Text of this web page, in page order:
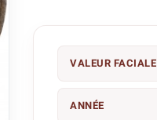
VALEUR FACIALE
ANNÉE